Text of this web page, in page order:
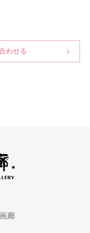
わせる
廊